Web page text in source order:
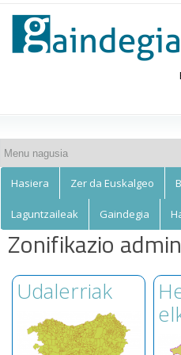
main
content
Euskalgeo
Hasiera Zer da Euskalgeo
Laguntzaileak Gaindegia
Zonifikazio
Udalerriak